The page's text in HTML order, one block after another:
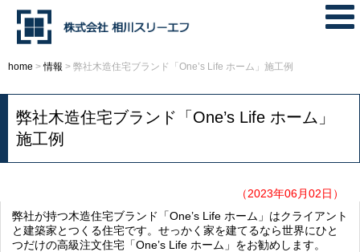
home >情報 > 弊社木造住宅ブランド「One’s Life ホーム」施工例
弊社木造住宅ブランド「One’s Life ホーム」
施工例
（2023年06月02日）
弊社が持つ木造住宅ブランド「One’s Life ホーム」はクライアント
と建築家とつくる住宅です。せっかく家を建てるなら世界にひと
つだけの高級注文住宅「One’s Life ホーム」をお勧めします。